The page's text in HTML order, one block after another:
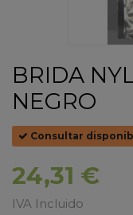
BRIDA
NEGRO
Consultar
24,31 €
IVA Incluido